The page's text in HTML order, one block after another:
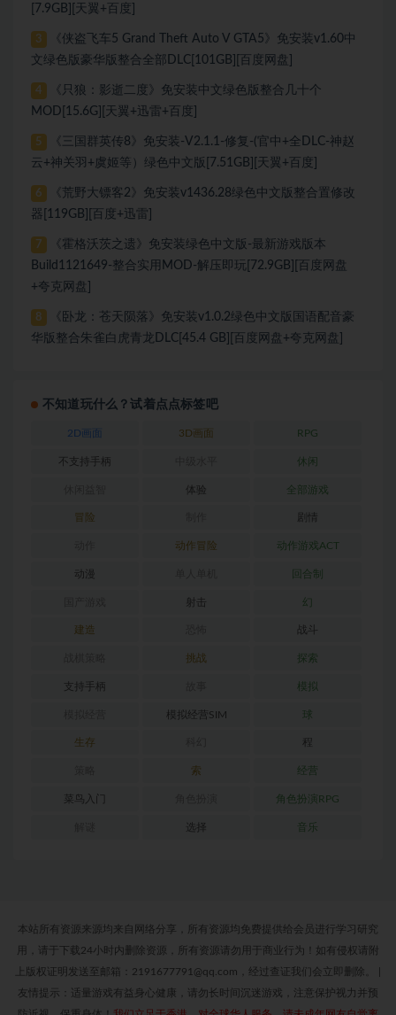
[7.9GB][天翼+百度]
3
《侠盗飞车5 Grand Theft Auto V GTA5》免安装v1.60中
文绿色版豪华版整合全部DLC[101GB][百度网盘]
4
《只狼：影逝二度》免安装中文绿色版整合几十个
MOD[15.6G][天翼+迅雷+百度]
5
《三国群英传8》免安装-V2.1.1-修复-(官中+全DLC-神赵
云+神关羽+虞姬等）绿色中文版[7.51GB][天翼+百度]
6
《荒野大镖客2》免安装v1436.28绿色中文版整合置修改
器[119GB][百度+迅雷]
7
《霍格沃茨之遗》免安装绿色中文版-最新游戏版本
Build1121649-整合实用MOD-解压即玩[72.9GB][百度网盘
+夸克网盘]
8
《卧龙：苍天陨落》免安装v1.0.2绿色中文版国语配音豪
华版整合朱雀白虎青龙DLC[45.4 GB][百度网盘+夸克网盘]
不知道玩什么？试着点点标签吧
2D画面 3D画面 RPG
不支持手柄 休闲
体验 全部游戏
冒险 剧情
动作冒险 动作游戏ACT
动漫 回合制
射击 幻
建造 战斗
挑战 探索
支持手柄 模拟
模拟经营SIM 球
生存 程
索 经营
菜鸟入门 角色扮演RPG
选择 音乐
本站所有资源来源均来自网络分享，所有资源均免费提供给会员进行学习研究
用，请于下载24小时内删除资源，所有资源请勿用于商业行为！如有侵权请附
上版权证明发送至邮箱：2191677791@qq.com，经过查证我们会立即删除。
友情提示：适量游戏有益身心健康，请勿长时间沉迷游戏，注意保护视力并预